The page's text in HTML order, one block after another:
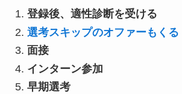
登録後、適性診断を受ける
選考スキップのオファーもくる
面接
インターン参加
早期選考